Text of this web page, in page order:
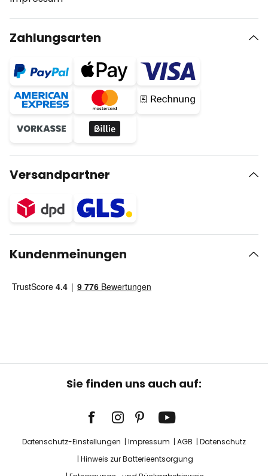
Zahlungsarten
Versandpartner
Kundenmeinungen
Sie finden uns auch auf:
Datenschutz-Einstellungen Impressum AGB
Datenschutz
Hinweis zur Batterieentsorgung